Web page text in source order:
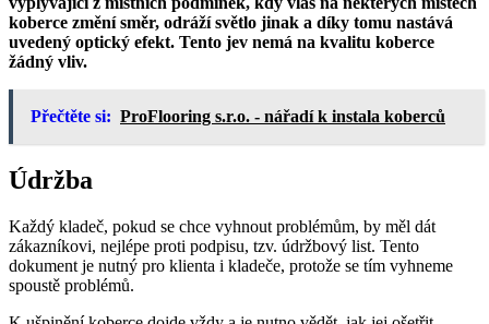
koberce změní směr, odráží světlo jinak a díky tomu nastává
uvedený optický efekt. Tento jev nemá na kvalitu koberce
žádný vliv.
Přečtěte si: ProFlooring s.r.o. - nářadí k instala koberců
Údržba
Každý kladeč, pokud se chce vyhnout problémům, by měl dát
zákazníkovi, nejlépe proti podpisu, tzv. údržbový list. Tento
dokument je nutný pro klienta i kladeče, protože se tím vyhneme
spoustě problémů.